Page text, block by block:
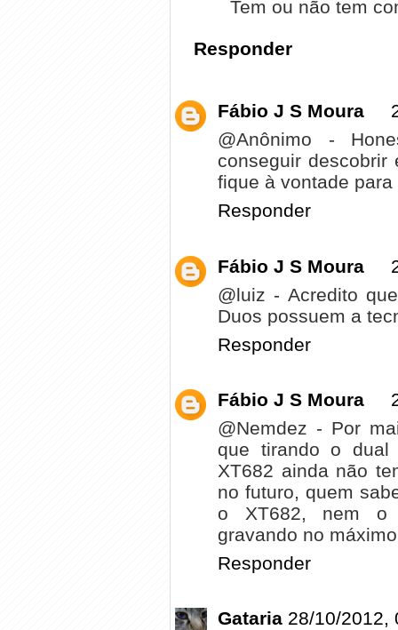
Tem ou não tem
Responder
Fábio J S Moura
@Anônimo -
conseguir descobrir
fique à vontade
Responder
Fábio J S Moura
@luiz - Acredito
Duos possuem a
Responder
Fábio J S Moura
@Nemdez - Por
que tirando o
XT682 ainda não
no futuro, quem
o XT682, nem o
gravando no
Responder
Gataria 28/10/2012,